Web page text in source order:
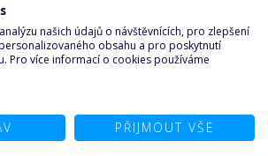
77 950 Kč/os.(3 221 €)
A POPTÁVKA
našich údajů o návštěvnících, pro zlepšení
obsahu a pro poskytnutí
Pro více informací o cookies používáme
PŘIJMOUT VŠE